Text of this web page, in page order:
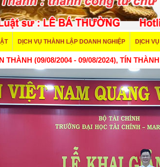
DỊCH VỤ THÀNH LẬP DOANH NGHIỆP DỊCH
(09/08/2004 - 09/08/2024), TÍN THÀNH